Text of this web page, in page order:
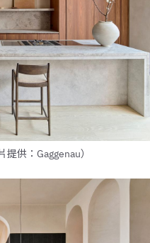
供：Gaggenau）